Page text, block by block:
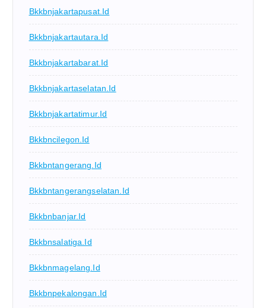
Bkkbnjakartapusat.id
Bkkbnjakartautara.id
Bkkbnjakartabarat.id
Bkkbnjakartaselatan.id
Bkkbnjakartatimur.id
Bkkbncilegon.id
Bkkbntangerang.id
Bkkbntangerangselatan.id
Bkkbnbanjar.id
Bkkbnsalatiga.id
Bkkbnmagelang.id
Bkkbnpekalongan.id